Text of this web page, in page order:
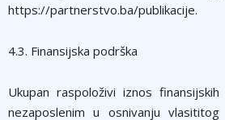
https://partnerstvo.ba/publikacije.
4.3. Finansijska podrška
Ukupan raspoloživi iznos
nezaposlenim u osnivanju